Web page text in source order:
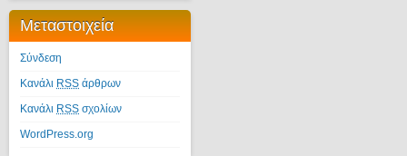
Μεταστοιχεία
Σύνδεση
Κανάλι RSS άρθρων
Κανάλι RSS σχολίων
WordPress.org